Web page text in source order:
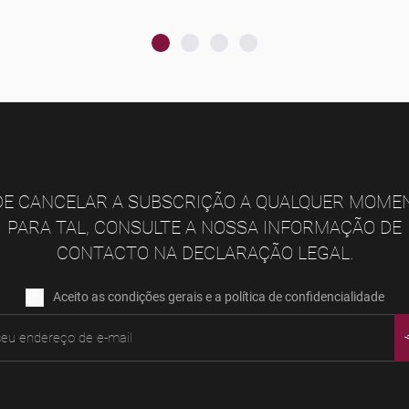
CANCELAR A SUBSCRIÇÃO A QUALQUER
PARA TAL, CONSULTE A NOSSA INFORMAÇÃO DE
CONTACTO NA DECLARAÇÃO LEGAL.
Aceito as condições gerais e a política de confidencialidade